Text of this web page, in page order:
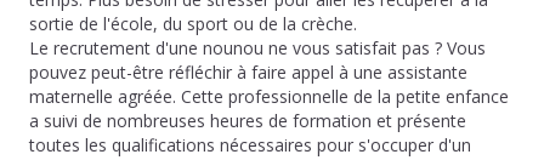
sortie de l'école, du sport ou de la crèche.
Le recrutement d'une nounou ne vous satisfait pas ? Vous
pouvez peut-être réfléchir à faire appel à une assistante
maternelle agréée. Cette professionnelle de la petite enfance
a suivi de nombreuses heures de formation et présente
toutes les qualifications nécessaires pour s'occuper d'un